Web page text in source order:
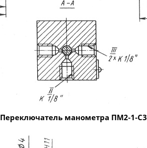
Переключатель манометра ПМ2-1-